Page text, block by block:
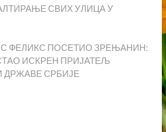
СВИХ УЛИЦА У
ФЕЛИКС ПОСЕТИО ЗРЕЊАНИН:
ИСКРЕН ПРИЈАТЕЉ
ДРЖАВЕ СРБИЈЕ